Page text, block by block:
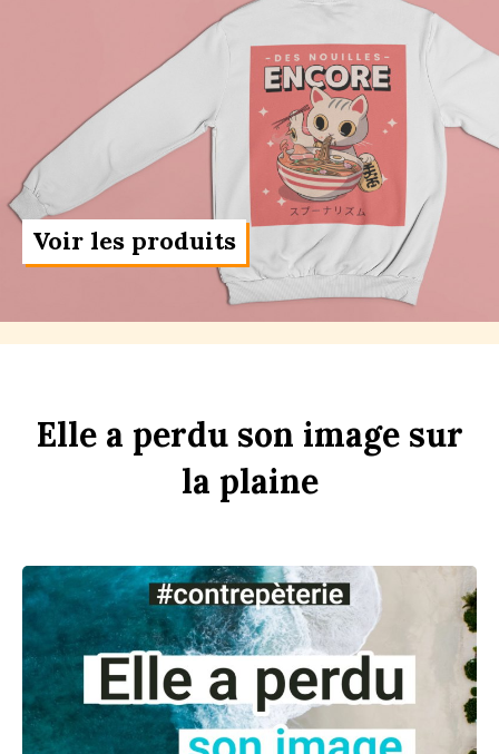
Voir les produits
Elle a perdu son image sur
la plaine